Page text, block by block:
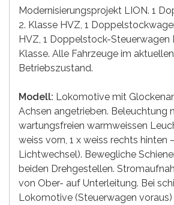
Modernisierungsprojekt LION. 1
2. Klasse HVZ, 1
HVZ, 1 Doppelstock-Steuerwagen
Klasse. Alle Fahrzeuge im aktuellen
Betriebszustand.
Modell: Lokomotive mit
Achsen angetrieben. Beleuchtung
wartungsfreien warmweissen
weiss vorn, 1 x weiss rechts hinten
Lichtwechsel). Bewegliche
beiden Drehgestellen.
von Ober- auf Unterleitung. Bei
Lokomotive (Steuerwagen